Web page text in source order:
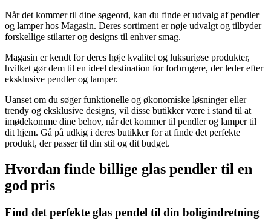
Når det kommer til dine søgeord, kan du finde et udvalg af pendler
og lamper hos Magasin. Deres sortiment er nøje udvalgt og tilbyder
forskellige stilarter og designs til enhver smag.
Magasin er kendt for deres høje kvalitet og luksuriøse produkter,
hvilket gør dem til en ideel destination for forbrugere, der leder efter
eksklusive pendler og lamper.
Uanset om du søger funktionelle og økonomiske løsninger eller
trendy og eksklusive designs, vil disse butikker være i stand til at
imødekomme dine behov, når det kommer til pendler og lamper til
dit hjem. Gå på udkig i deres butikker for at finde det perfekte
produkt, der passer til din stil og dit budget.
Hvordan finde billige glas pendler til en
god pris
Find det perfekte glas pendel til din boligindretning